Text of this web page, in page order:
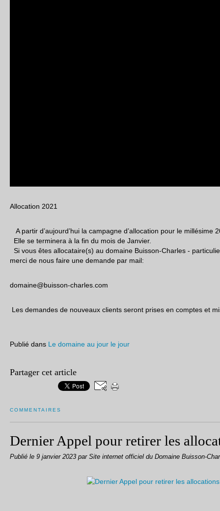
Allocation 2021
A partir d’aujourd’hui la campagne d’allocation pour le millésime
Elle se terminera à la fin du mois de Janvier.
Si vous êtes allocataire(s) au domaine Buisson-Charles -
merci de nous faire une demande par mail:
domaine@buisson-charles.com
Les demandes de nouveaux clients seront prises en comptes et
Publié dans Le domaine au jour le jour
Partager cet article
COMMENTAIRES
Dernier Appel pour retirer les
Publié le 9 janvier 2023 par Site internet officiel du Domaine Buisson-